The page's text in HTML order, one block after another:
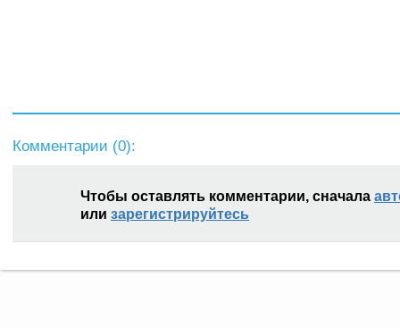
Комментарии (0):
Чтобы оставлять комментарии, сначала
или зарегистрируйтесь